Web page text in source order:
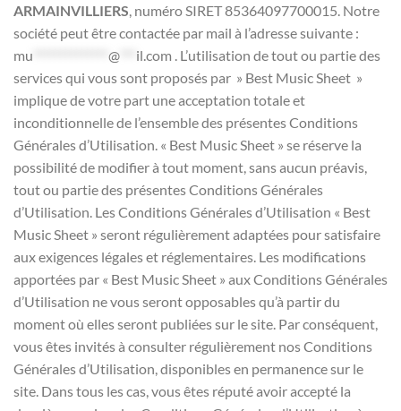
ARMAINVILLIERS , numéro SIRET 85364097700015. Notre
société peut être contactée par mail à l’adresse suivante :
mu
@ il.com . L’utilisation de tout ou partie des
services qui vous sont proposés par » Best Music Sheet »
implique de votre part une acceptation totale et
inconditionnelle de l’ensemble des présentes Conditions
Générales d’Utilisation. « Best Music Sheet » se réserve la
possibilité de modifier à tout moment, sans aucun préavis,
tout ou partie des présentes Conditions Générales
d’Utilisation. Les Conditions Générales d’Utilisation « Best
Music Sheet » seront régulièrement adaptées pour satisfaire
aux exigences légales et réglementaires. Les modifications
apportées par « Best Music Sheet » aux Conditions Générales
d’Utilisation ne vous seront opposables qu’à partir du
moment où elles seront publiées sur le site. Par conséquent,
vous êtes invités à consulter régulièrement nos Conditions
Générales d’Utilisation, disponibles en permanence sur le
site. Dans tous les cas, vous êtes réputé avoir accepté la